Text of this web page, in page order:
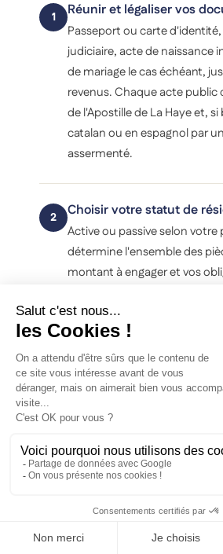
1 Réunir et légaliser vos
Passeport ou carte
judiciaire, acte de naissance
de mariage le cas échéant,
revenus. Chaque acte public
de l'Apostille de La Haye et,
catalan ou en espagnol par
assermenté.
2 Choisir votre statut de
Active ou passive selon votre
détermine l'ensemble des
montant à engager et vos
3
Ouvrir votre compte
le KYC
Les banques andorranes
stricte sur l'origine des fonds.
justificatifs de traçabilité
héritage, revenus
dossier incomplet est rejeté